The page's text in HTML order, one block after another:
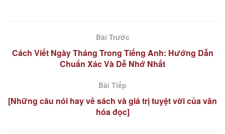
Bài Trước
Cách Viết Ngày Tháng Trong Tiếng Anh: Hướng Dẫn
Chuẩn Xác Và Dễ Nhớ Nhất
Bài Tiếp
[Những câu nói hay về sách và giá trị tuyệt vời của văn
hóa đọc]